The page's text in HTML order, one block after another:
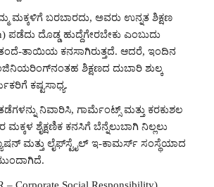
ಮಕ್ಕಳಿಗೆ ಬರಬಾರದು, ಅವರು ಉನ್ನತ ಶಿಕ್ಷಣ
ಪಡೆದು ದೊಡ್ಡ ಹುದ್ದೆಗೇರಬೇಕು ಎಂಬುದು
ತಾಯಿಯ ಕನಸಾಗಿರುತ್ತದೆ. ಆದರೆ, ಇಂದಿನ
ಶಿಕ್ಷಣದ ದುಬಾರಿ ಶುಲ್ಕ
ಕಷ್ಟಸಾಧ್ಯ.
ನಿವಾರಿಸಿ, ಗಾರ್ಮೆಂಟ್ಸ್ ಮತ್ತು ಕರಕುಶಲ
ಮಕ್ಕಳ ಶೈಕ್ಷಣಿಕ ಕನಸಿಗೆ ಬೆನ್ನೆಲುಬಾಗಿ ನಿಲ್ಲಲು
ಮತ್ತು ಲೈಫ್‌ಸ್ಟೈಲ್ ಇ-ಕಾಮರ್ಸ್ ಸಂಸ್ಥೆಯಾದ